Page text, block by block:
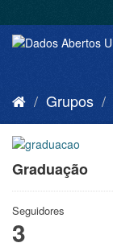
Grupos
Graduação
Seguidores
3